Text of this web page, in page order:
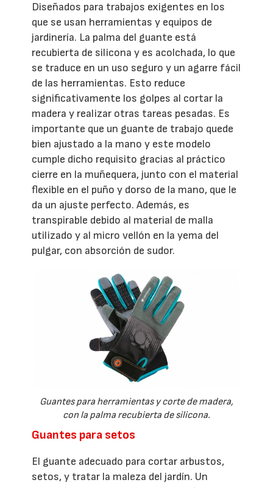
Diseñados para trabajos exigentes en los
que se usan herramientas y equipos de
jardinería. La palma del guante está
recubierta de silicona y es acolchada, lo que
se traduce en un uso seguro y un agarre fácil
de las herramientas. Esto reduce
significativamente los golpes al cortar la
madera y realizar otras tareas pesadas. Es
importante que un guante de trabajo quede
bien ajustado a la mano y este modelo
cumple dicho requisito gracias al práctico
cierre en la muñequera, junto con el material
flexible en el puño y dorso de la mano, que le
da un ajuste perfecto. Además, es
transpirable debido al material de malla
utilizado y al micro vellón en la yema del
pulgar, con absorción de sudor.
Guantes para herramientas y corte de madera,
con la palma recubierta de silicona.
Guantes para setos
El guante adecuado para cortar arbustos,
setos, y tratar la maleza del jardín. Un